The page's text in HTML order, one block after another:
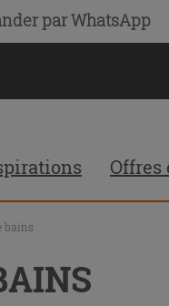
par WhatsApp
Offres
bains